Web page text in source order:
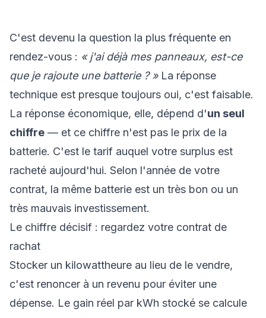
C'est devenu la question la plus fréquente en
rendez-vous : « j'ai déjà mes panneaux, est-ce
que je rajoute une batterie ? »La réponse
technique est presque toujours oui, c'est faisable.
La réponse économique, elle, dépend d'un seul
chiffre — et ce chiffre n'est pas le prix de la
batterie. C'est le tarif auquel votre surplus est
racheté aujourd'hui. Selon l'année de votre
contrat, la même batterie est un très bon ou un
très mauvais investissement.
Le chiffre décisif : regardez votre contrat de
rachat
Stocker un kilowattheure au lieu de le vendre,
c'est renoncer à un revenu pour éviter une
dépense. Le gain réel par kWh stocké se calcule